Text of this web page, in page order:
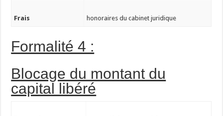
Frais honoraires du cabinet juridique
Formalité 4 :
Blocage du montant du
capital libéré